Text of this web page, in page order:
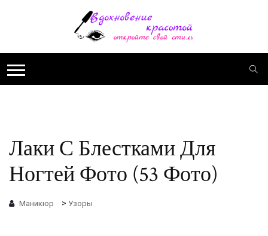
Лаки С Блестками Для
Ногтей Фото (53 Фото)
Маникюр > Узоры